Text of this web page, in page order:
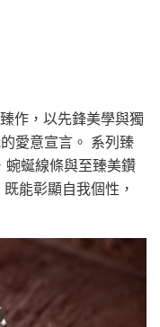
作，以先鋒美學與獨
愛意宣言。 系列臻
蜿蜒線條與至臻美鑽
能彰顯自我個性，